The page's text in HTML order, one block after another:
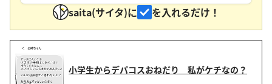
saita(サイタ)に
を入れるだけ！
小学生からデパコスおねだり 私がケチなの？